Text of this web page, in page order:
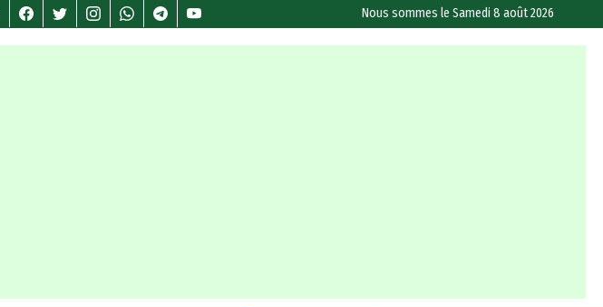
Nous sommes leSamedi 8 août 2026